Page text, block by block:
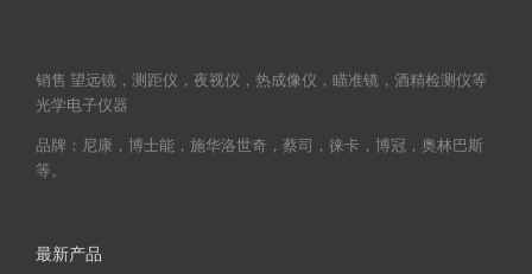
销售 望远镜，测距仪，夜视仪，热成像仪，瞄准镜，酒精检测仪等
光学电子仪器
品牌：尼康，博士能，施华洛世奇，蔡司，徕卡，博冠，奥林巴斯
等。
最新产品